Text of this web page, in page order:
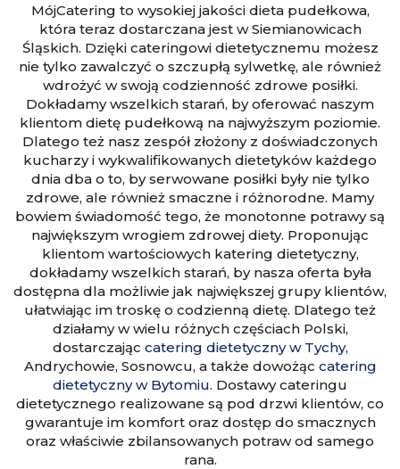
MójCatering to wysokiej jakości dieta pudełkowa,
która teraz dostarczana jest w Siemianowicach
Śląskich. Dzięki cateringowi dietetycznemu możesz
nie tylko zawalczyć o szczupłą sylwetkę, ale również
wdrożyć w swoją codzienność zdrowe posiłki.
Dokładamy wszelkich starań, by oferować naszym
klientom dietę pudełkową na najwyższym poziomie.
Dlatego też nasz zespół złożony z doświadczonych
kucharzy i wykwalifikowanych dietetyków każdego
dnia dba o to, by serwowane posiłki były nie tylko
zdrowe, ale również smaczne i różnorodne. Mamy
bowiem świadomość tego, że monotonne potrawy są
największym wrogiem zdrowej diety. Proponując
klientom wartościowych katering dietetyczny,
dokładamy wszelkich starań, by nasza oferta była
dostępna dla możliwie jak największej grupy klientów,
ułatwiając im troskę o codzienną dietę. Dlatego też
działamy w wielu różnych częściach Polski,
dostarczając catering dietetyczny w Tychy,
Andrychowie, Sosnowcu, a także dowożąc catering
dietetyczny w Bytomiu. Dostawy cateringu
dietetycznego realizowane są pod drzwi klientów, co
gwarantuje im komfort oraz dostęp do smacznych
oraz właściwie zbilansowanych potraw od samego
rana.